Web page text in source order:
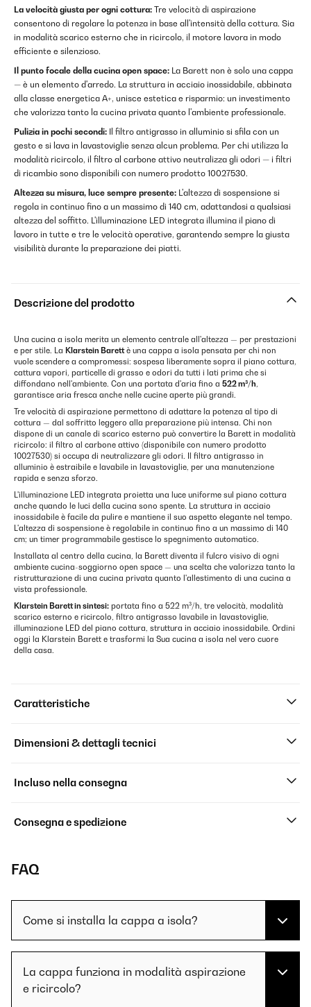
La velocità giusta per ogni cottura: Tre velocità di aspirazione
consentono di regolare la potenza in base all'intensità della cottura. Sia
in modalità scarico esterno che in ricircolo, il motore lavora in modo
efficiente e silenzioso.
Il punto focale della cucina open space: La Barett non è solo una cappa
— è un elemento d'arredo. La struttura in acciaio inossidabile, abbinata
alla classe energetica A+, unisce estetica e risparmio: un investimento
che valorizza tanto la cucina privata quanto l'ambiente professionale.
Pulizia in pochi secondi: Il filtro antigrasso in alluminio si sfila con un
gesto e si lava in lavastoviglie senza alcun problema. Per chi utilizza la
modalità ricircolo, il filtro al carbone attivo neutralizza gli odori — i filtri
di ricambio sono disponibili con numero prodotto 10027530.
Altezza su misura, luce sempre presente: L'altezza di sospensione si
regola in continuo fino a un massimo di 140 cm, adattandosi a qualsiasi
altezza del soffitto. L'illuminazione LED integrata illumina il piano di
lavoro in tutte e tre le velocità operative, garantendo sempre la giusta
visibilità durante la preparazione dei piatti.
Descrizione del prodotto
Una cucina a isola merita un elemento centrale all'altezza — per prestazioni
e per stile. La Klarstein Barettè una cappa a isola pensata per chi non
vuole scendere a compromessi: sospesa liberamente sopra il piano cottura,
cattura vapori, particelle di grasso e odori da tutti i lati prima che si
diffondano nell'ambiente. Con una portata d'aria fino a 522 m³/h,
garantisce aria fresca anche nelle cucine aperte più grandi.
Tre velocità di aspirazione permettono di adattare la potenza al tipo di
cottura — dal soffritto leggero alla preparazione più intensa. Chi non
dispone di un canale di scarico esterno può convertire la Barett in modalità
ricircolo: il filtro al carbone attivo (disponibile con numero prodotto
10027530) si occupa di neutralizzare gli odori. Il filtro antigrasso in
alluminio è estraibile e lavabile in lavastoviglie, per una manutenzione
rapida e senza sforzo.
L'illuminazione LED integrata proietta una luce uniforme sul piano cottura
anche quando le luci della cucina sono spente. La struttura in acciaio
inossidabile è facile da pulire e mantiene il suo aspetto elegante nel tempo.
L'altezza di sospensione è regolabile in continuo fino a un massimo di 140
cm; un timer programmabile gestisce lo spegnimento automatico.
Installata al centro della cucina, la Barett diventa il fulcro visivo di ogni
ambiente cucina-soggiorno open space — una scelta che valorizza tanto la
ristrutturazione di una cucina privata quanto l'allestimento di una cucina a
vista professionale.
Klarstein Barett in sintesi: portata fino a 522 m³/h, tre velocità, modalità
scarico esterno e ricircolo, filtro antigrasso lavabile in lavastoviglie,
illuminazione LED del piano cottura, struttura in acciaio inossidabile. Ordini
oggi la Klarstein Barett e trasformi la Sua cucina a isola nel vero cuore
della casa.
Caratteristiche
Dimensioni & dettagli tecnici
Incluso nella consegna
Consegna e spedizione
FAQ
Come si installa la cappa a isola?
La cappa funziona in modalità aspirazione
e ricircolo?